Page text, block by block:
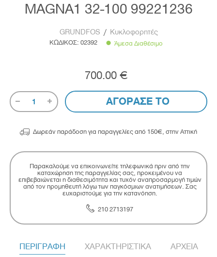
MAGNA1 32-100 99221236
GRUNDFOS / Κυκλοφορητές
ΚΩΔΙΚΟΣ: 02392 Άμεσα Διαθέσιμο
700.00 €
1 ΑΓΟΡΑΣΕ ΤΟ
 Δωρεάν παράδοση για παραγγελίες από 150€, στην Αττική
Παρακαλούμε να επικοινωνείτε τηλεφωνικά πριν από την
καταχώρηση της παραγγελίας σας, προκειμένου να
επιβεβαιώνεται η διαθεσιμότητα και τυχόν αναπροσαρμογή τιμών
από τον προμηθευτή λόγω των παγκόσμιων ανατιμήσεων. Σας
ευχαριστούμε για την κατανόηση.
210 2713197
ΠΕΡΙΓΡΑΦΗ ΧΑΡΑΚΤΗΡΙΣΤΙΚΑ ΑΡΧΕΙΑ